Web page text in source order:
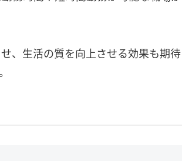
、生活の質を向上させる効果も期待